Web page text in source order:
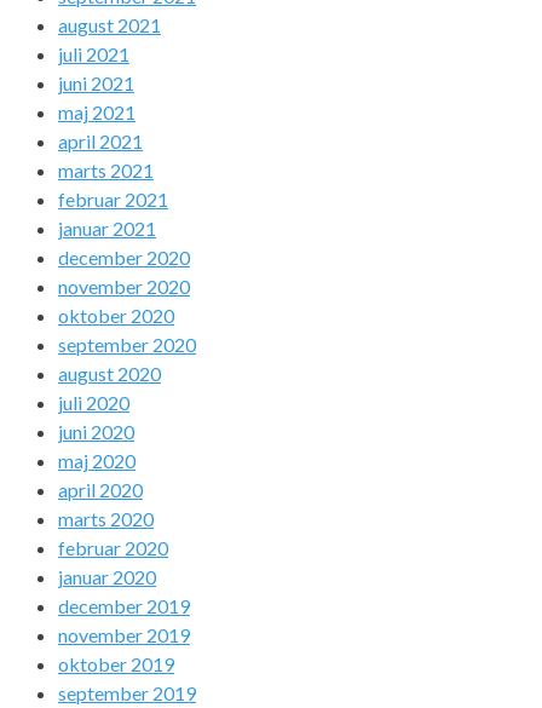
august 2021
juli 2021
juni 2021
maj 2021
april 2021
marts 2021
februar 2021
januar 2021
december 2020
november 2020
oktober 2020
september 2020
august 2020
juli 2020
juni 2020
maj 2020
april 2020
marts 2020
februar 2020
januar 2020
december 2019
november 2019
oktober 2019
september 2019